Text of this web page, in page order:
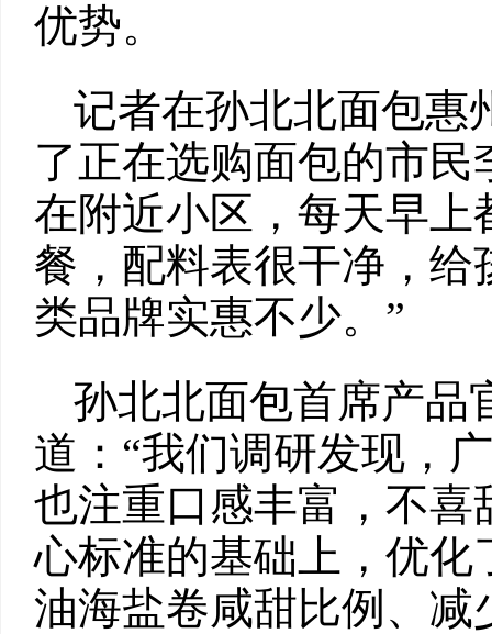
优势。
记者在孙北北面包惠
了正在选购面包的市
在附近小区，每天早
餐，配料表很干净，
类品牌实惠不少。”
孙北北面包首席产品
道：“我们调研发现，
也注重口感丰富，不喜
心标准的基础上，优化
油海盐卷咸甜比例、